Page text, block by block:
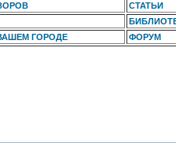
СТАТЬИ
ГОРОДЕ
ФОРУМ